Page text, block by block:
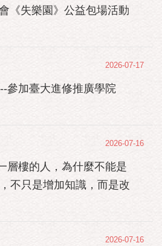
《失樂園》公益包場活動
參加臺大進修推廣學院
2026-07-17
層樓的人，為什麼不能是
不只是增加知識，而是改
2026-07-16
2026-07-16